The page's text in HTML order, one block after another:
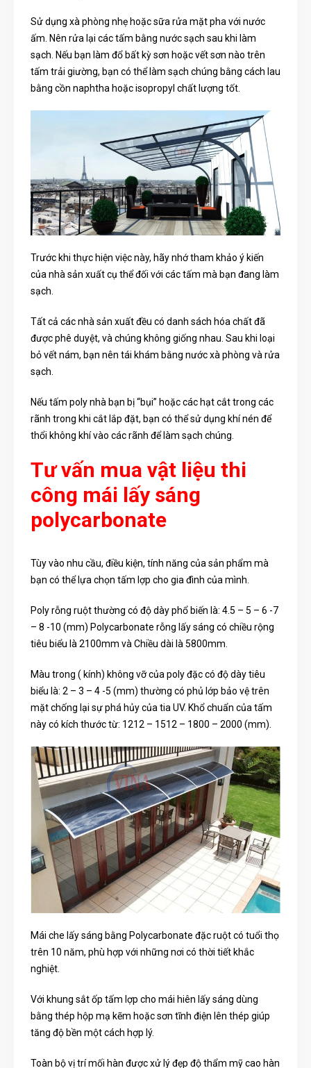
Sử dụng xà phòng nhẹ hoặc sữa rửa mặt pha với nước
ấm. Nên rửa lại các tấm bằng nước sạch sau khi làm
sạch. Nếu bạn làm đổ bất kỳ sơn hoặc vết sơn nào trên
tấm trải giường, bạn có thể làm sạch chúng bằng cách lau
bằng cồn naphtha hoặc isopropyl chất lượng tốt.
Trước khi thực hiện việc này, hãy nhớ tham khảo ý kiến ​​
của nhà sản xuất cụ thể đối với các tấm mà bạn đang làm
sạch.
Tất cả các nhà sản xuất đều có danh sách hóa chất đã
được phê duyệt, và chúng không giống nhau. Sau khi loại
bỏ vết nám, bạn nên tái khám bằng nước xà phòng và rửa
sạch.
Nếu tấm poly nhà bạn bị “bụi” hoặc các hạt cắt trong các
rãnh trong khi cắt lắp đặt, bạn có thể sử dụng khí nén để
thổi không khí vào các rãnh để làm sạch chúng.
Tư vấn mua vật liệu thi
công mái lấy sáng
polycarbonate
Tùy vào nhu cầu, điều kiện, tính năng của sản phẩm mà
bạn có thể lựa chọn tấm lợp cho gia đình của mình.
Poly rỗng ruột thường có độ dày phổ biến là: 4.5 – 5 – 6 -7
– 8 -10 (mm) Polycarbonate rỗng lấy sáng có chiều rộng
tiêu biểu là 2100mm và Chiều dài là 5800mm.
Màu trong ( kính) không vỡ của poly đặc có độ dày tiêu
biểu là: 2 – 3 – 4 -5 (mm) thường có phủ lớp bảo vệ trên
mặt chống lại sự phá hủy của tia UV. Khổ chuẩn của tấm
này có kích thước từ: 1212 – 1512 – 1800 – 2000 (mm).
Mái che lấy sáng bằng Polycarbonate đặc ruột có tuổi thọ
trên 10 năm, phù hợp với những nơi có thời tiết khắc
nghiệt.
Với khung sắt ốp tấm lợp cho mái hiên lấy sáng dùng
bằng thép hộp mạ kẽm hoặc sơn tĩnh điện lên thép giúp
tăng độ bền một cách hợp lý.
Toàn bộ vị trí mối hàn được xử lý đẹp độ thẩm mỹ cao hàn